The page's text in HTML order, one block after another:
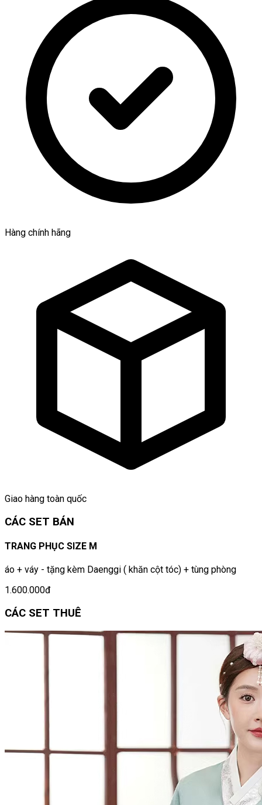
Hàng chính hãng
Giao hàng toàn quốc
CÁC SET BÁN
TRANG PHỤC SIZE M
áo + váy - tặng kèm Daenggi ( khăn cột tóc) + tùng phòng
1.600.000đ
CÁC SET THUÊ